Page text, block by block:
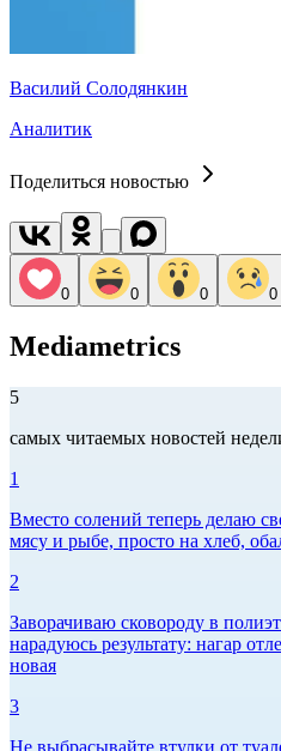
Василий Солодянкин
Аналитик
Поделиться новостью
0 0 0 0
Mediametrics
5
самых читаемых новостей
1
Вместо солений теперь делаю
мясу и рыбе, просто на хлеб,
2
Заворачиваю сковороду в
нарадуюсь результату: нагар
новая
3